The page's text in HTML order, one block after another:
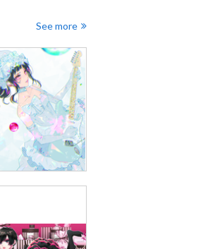
See more